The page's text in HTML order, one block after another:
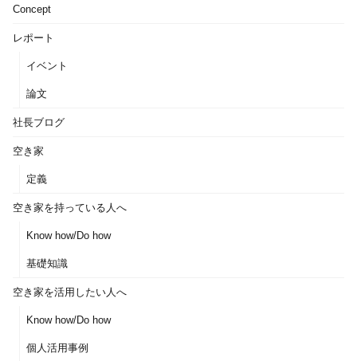
Concept
レポート
イベント
論文
社長ブログ
空き家
定義
空き家を持っている人へ
Know how/Do how
基礎知識
空き家を活用したい人へ
Know how/Do how
個人活用事例